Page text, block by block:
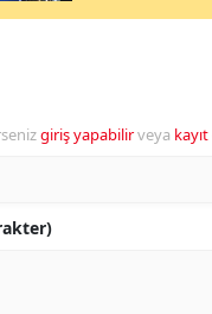
giriş yapabilirveya